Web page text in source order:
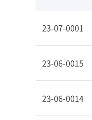
23-07-0001
23-06-0015
23-06-0014